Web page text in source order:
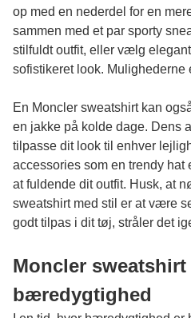
op med en nederdel for en
sammen med et par sporty
stilfuldt outfit, eller vælg
sofistikeret look. Mulighederne
En Moncler sweatshirt kan
en jakke på kolde dage. Dens
tilpasse dit look til enhver
accessories som en trendy
at fuldende dit outfit. Husk, at
sweatshirt med stil er at være
godt tilpas i dit tøj, stråler det
Moncler sweatshirt
bæredygtighed